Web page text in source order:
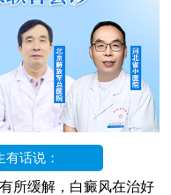
话说：
所缓解，白癜风在治好